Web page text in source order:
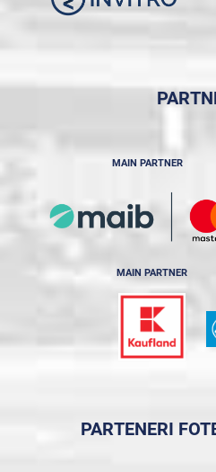
MAIN PARTNER
MAIN PARTNER
PARTENERI